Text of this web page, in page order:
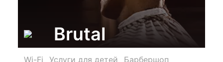
Brutal
Wi-Fi Услуги для детей
Барбершоп